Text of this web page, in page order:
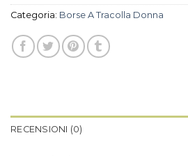
Categoria: Borse A Tracolla Donna
RECENSIONI (0)